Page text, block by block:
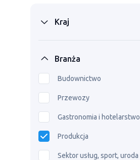
Kraj
Branża
Budownictwo
Przewozy
Gastronomia i hotelarstwo
Produkcja
Sektor usług, sport, uroda